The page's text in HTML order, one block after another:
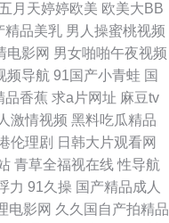
精品AV av福利院 成人高清日
碰97 91在现免费网站 精品国
久久香蕉黄色片 日韩专区第一
视频 天天干天天操B 97婷婷
影院 美女18禁无遮挡 91黑丝
五月天婷婷欧美 欧美大BB
精品美乳 男人操蜜桃视频
电影网 男女啪啪午夜视频
频导航 91国产小青蛙 国
品香蕉 求a片网址 麻豆tv
激情视频 黑料吃瓜精品
伦理剧 日韩大片观看网
青草全福视在线 性导航
力 91久操 国产精品成人
电影网 久久国自产拍精品